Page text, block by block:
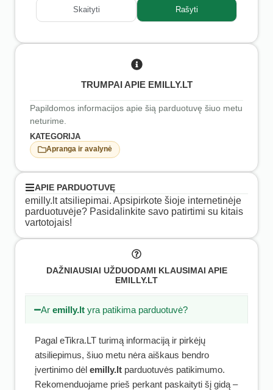
Skaityti Rašyti
TRUMPAI APIE EMILLY.LT
Papildomos informacijos apie šią parduotuvę šiuo metu
neturime.
KATEGORIJA
Apranga ir avalynė
APIE PARDUOTUVĘ
emilly.lt atsiliepimai. Apsipirkote šioje internetinėje
parduotuvėje? Pasidalinkite savo patirtimi su kitais
vartotojais!
DAŽNIAUSIAI UŽDUODAMI KLAUSIMAI APIE
EMILLY.LT
Aremilly.lt yra patikima parduotuvė?
Pagal eTikra.LT turimą informaciją ir pirkėjų
atsiliepimus, šiuo metu nėra aiškaus bendro
įvertinimo dėl emilly.lt parduotuvės patikimumo.
Rekomenduojame prieš perkant paskaityti šį gidą –